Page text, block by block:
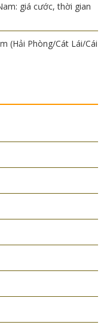
giá cước, thời gian
(Hải Phòng/Cát Lái/Cái